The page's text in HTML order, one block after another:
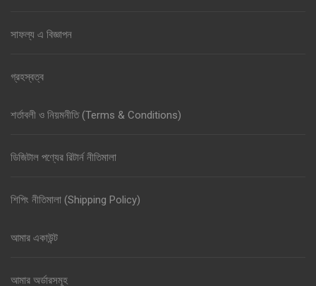
সাফল্য এ বিজ্ঞাপন
গ্রহস্বত্ব
শর্তাবলী ও নিয়মনীতি (Terms & Conditions)
ডিজিটাল পণ্যের রিটার্ন নীতিমালা
শিপিং নীতিমালা (Shipping Policy)
আমার একাউন্ট
আমার অর্ডারসমূহ